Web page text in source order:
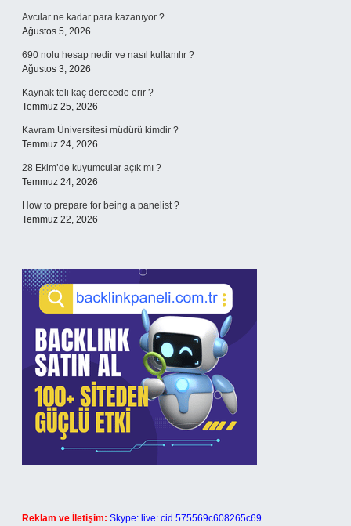
Avcılar ne kadar para kazanıyor ?
Ağustos 5, 2026
690 nolu hesap nedir ve nasıl kullanılır ?
Ağustos 3, 2026
Kaynak teli kaç derecede erir ?
Temmuz 25, 2026
Kavram Üniversitesi müdürü kimdir ?
Temmuz 24, 2026
28 Ekim’de kuyumcular açık mı ?
Temmuz 24, 2026
How to prepare for being a panelist ?
Temmuz 22, 2026
Reklam ve İletişim: Skype: live:.cid.575569c608265c69